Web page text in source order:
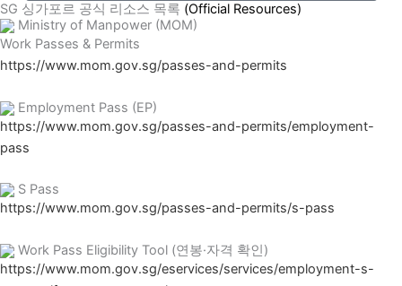
SG 싱가포르 공식 리소스 목록 (Official Resources)
Ministry of Manpower (MOM)
Work Passes & Permits
https://www.mom.gov.sg/passes-and-permits
Employment Pass (EP)
https://www.mom.gov.sg/passes-and-permits/employment-
pass
S Pass
https://www.mom.gov.sg/passes-and-permits/s-pass
Work Pass Eligibility Tool (연봉·자격 확인)
https://www.mom.gov.sg/eservices/services/employment-s-